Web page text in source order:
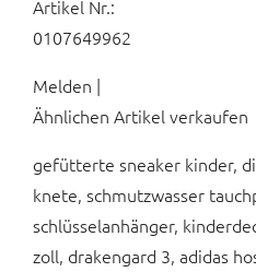
Artikel Nr.:
0107649962
Melden |
Ähnlichen Artikel verkaufen
gefütterte sneaker kinder,
knete, schmutzwasser
schlüsselanhänger,
zoll, drakengard 3, adidas